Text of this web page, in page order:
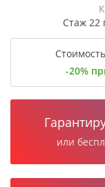
Стаж 22
-20%
или